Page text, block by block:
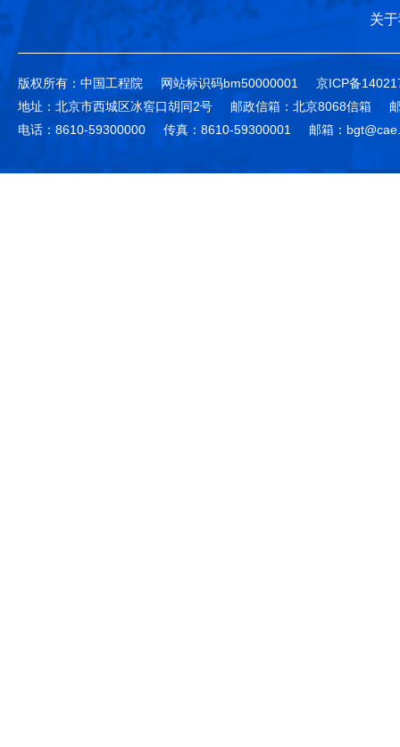
关
版权所有：中国工程院 网站标识码bm50000001
京ICP备
地址：北京市西城区冰窖口胡同2号
邮政信箱：北京8068信箱
电话：8610-59300000
传真：8610-59300001 邮箱：